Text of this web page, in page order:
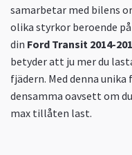
samarbetar med bilens
olika styrkor beroende
din Ford Transit 2014-
betyder att ju mer du
fjädern. Med denna
densamma oavsett om
max tillåten last.